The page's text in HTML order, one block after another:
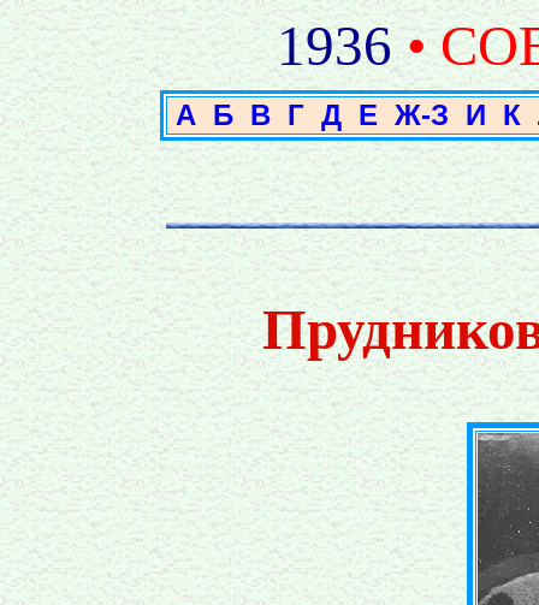
1936 •
А Б В Г Д Е Ж-З И К